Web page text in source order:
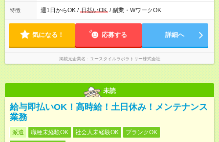
の間で8時間勤務（休憩時間は法定通り） ※週1日～OK ／ 夜勤
なし ＊＊ 勤務時間例 ＊＊ ■8時から17時 ■9時から18時 ■10
定（毎週同じ曜日勤務）
特徴 週1日からOK / 日払いOK / 副業・WワークOK
気になる！ 応募する 詳細へ
掲載元企業名 ユースタイルラボラトリー株式会社
未読
給与即払いOK！高時給！土日休み！メンテナンス
業務
派遣 職種未経験OK 社会人未経験OK
ブランクOK